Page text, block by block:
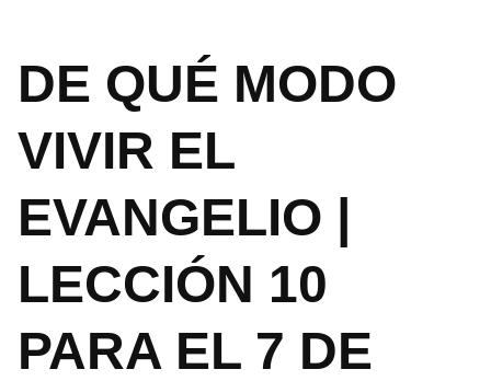
DE QUÉ MODO
VIVIR EL
EVANGELIO |
LECCIÓN 10
PARA EL 7 DE